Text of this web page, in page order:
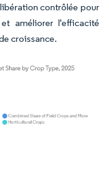
contrôlée pour
améliorer l'efficacité
croissance.